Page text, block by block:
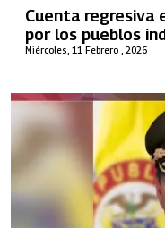
Miércoles, 11 Febrero , 2026
Cuenta regresiva
por los pueblos